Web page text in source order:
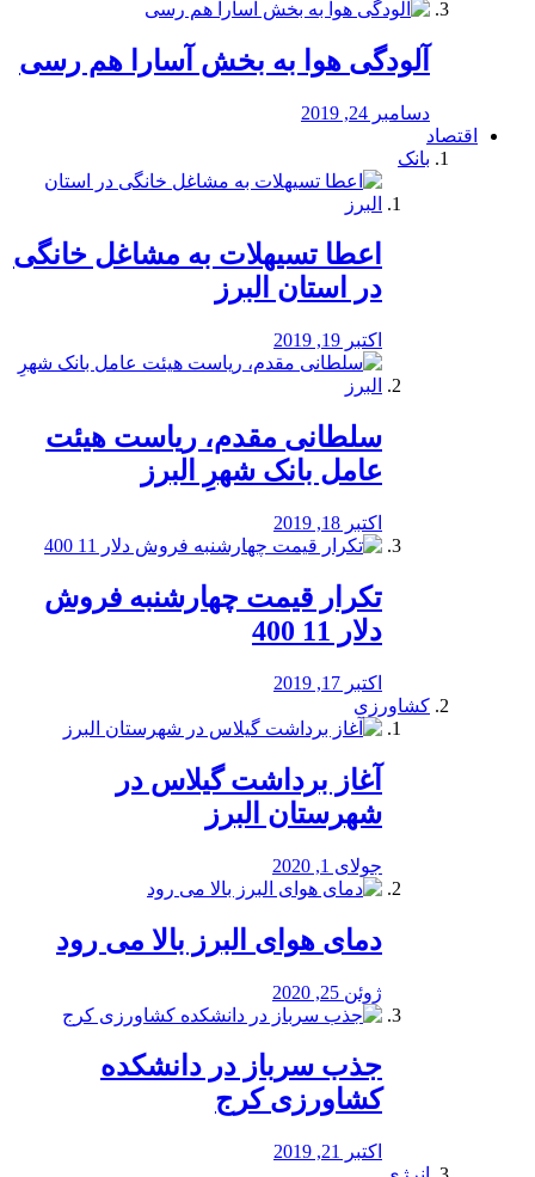
آلودگی هوا به بخش آسارا هم رسی
دسامبر 24, 2019
اقتصاد
بانک
️اعطا تسیهلات به مشاغل خانگی
در استان البرز
اکتبر 19, 2019
سلطانی مقدم، ریاست هیئت
عامل بانک شهرِ البرز
اکتبر 18, 2019
تکرار قیمت چهارشنبه فروش
دلار 11 400
اکتبر 17, 2019
کشاورزی
آغاز برداشت گیلاس در
شهرستان البرز
جولای 1, 2020
دمای هوای البرز بالا می رود
ژوئن 25, 2020
جذب سرباز در دانشکده
کشاورزی کرج
اکتبر 21, 2019